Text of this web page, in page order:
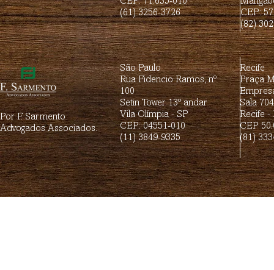
(61) 3256-3726
CEP:
(82)
Por F. Sarmento
Advogados Associados.
São Paulo
Rua Fidencio Ramos, nº
100
Setin Tower 13º andar
Vila Olímpia - SP
CEP: 04551-010
(11) 3849-9335
Recife
Praça
Sala
Recife -
CEP
(81)